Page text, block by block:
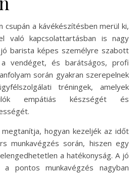
csupán a kávékészítésben merül ki,
való kapcsolattartásban is nagy
barista képes személyre szabott
a vendéget, és barátságos, profi
során gyakran szerepelnek
tréningek, amelyek
empátiás készségét és
megtanítja, hogyan kezeljék az időt
munkavégzés során, hiszen egy
a hatékonyság. A jó
a pontos munkavégzés nagyban